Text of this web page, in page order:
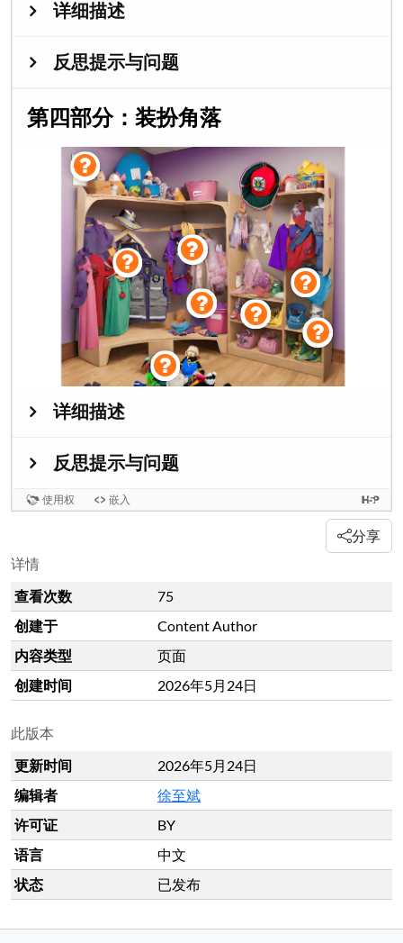
分享
详情
查看次数
75
创建于
Content Author
内容类型
页面
创建时间
2026年5月24日
此版本
更新时间
2026年5月24日
编辑者
徐至斌
许可证
BY
语言
中文
状态
已发布